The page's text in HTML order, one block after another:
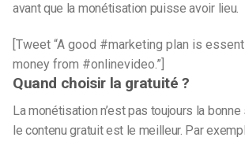
avant que la monétisation puisse avoir lieu.
[Tweet “A good #marketing plan is
money from #onlinevideo.”]
Quand choisir la gratuité ?
La monétisation n’est pas toujours la
le contenu gratuit est le meilleur. Par